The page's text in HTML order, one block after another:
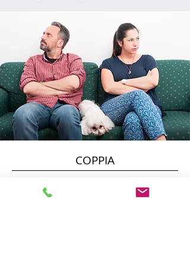
COPPIA
trasformazione e alcuni momenti possono rivelarsi
impegnativi da sostenere e carichi di conflittualità.